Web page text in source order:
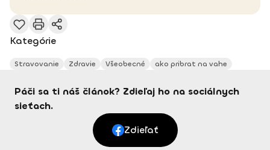
Kategórie
Stravovanie Zdravie Všeobecné ako pribrat na vahe
Páči sa ti náš článok? Zdieľaj ho na sociálnych
sieťach.
Zdieľať